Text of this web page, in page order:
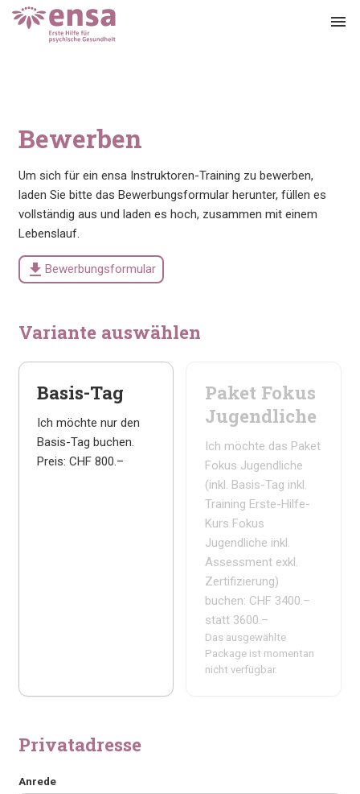
menu
Bewerben
Um sich für ein ensa Instruktoren-Training zu bewerben,
laden Sie bitte das Bewerbungsformular herunter, füllen es
vollständig aus und laden es hoch, zusammen mit einem
Lebenslauf.
download Bewerbungsformular
Variante auswählen
Basis-Tag
Ich möchte nur den
Basis-Tag buchen.
Preis: CHF 800.–
Paket Fokus
Jugendliche
Ich möchte das Paket
Fokus Jugendliche
(inkl. Basis-Tag inkl.
Training Erste-Hilfe-
Kurs Fokus
Jugendliche inkl.
Assessment exkl.
Zertifizierung)
buchen: CHF 3400.–
statt 3600.–
Das ausgewählte
Package ist momentan
nicht verfügbar.
Privatadresse
Anrede